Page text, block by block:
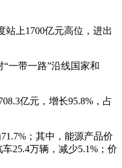
站上1700亿元高位，进出
一带一路”沿线国家和
亿元，增长95.8%，占
；其中，能源产品价
25.4万辆，减少5.1%；价